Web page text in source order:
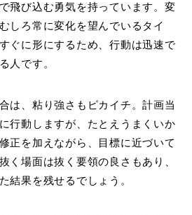
飛び込む勇気を持っています。変
しろ常に変化を望んでいるタイ
ぐに形にするため、行動は迅速で
人です。
は、粘り強さもピカイチ。計画当
行動しますが、たとえうまくいか
正を加えながら、目標に近づいて
く場面は抜く要領の良さもあり、
結果を残せるでしょう。